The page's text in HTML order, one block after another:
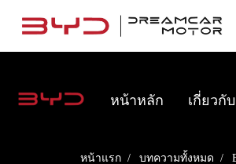
หน้าหลัก เกี่ยวกับ
หน้าแรก บทความทั้งหมด